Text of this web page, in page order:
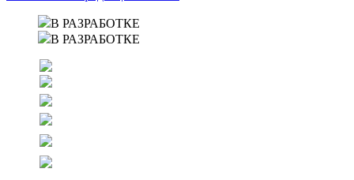
В РАЗРАБОТКЕ
В РАЗРАБОТКЕ